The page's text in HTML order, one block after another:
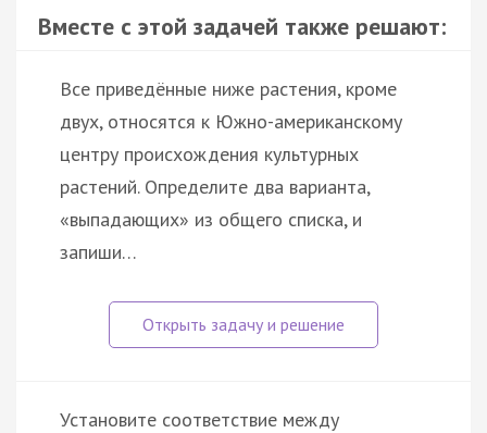
Вместе с этой задачей также решают:
Все приведённые ниже растения, кроме
двух, относятся к Южно-американскому
центру происхождения культурных
растений. Определите два варианта,
«выпадающих» из общего списка, и
запиши…
Установите соответствие между